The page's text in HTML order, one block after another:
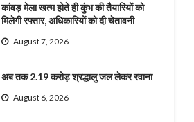
कांवड़ मेला खत्म होते ही कुंभ की तैयारियों को
मिलेगी रफ्तार, अधिकारियों को दी चेतावनी
August 7, 2026
अब तक 2.19 करोड़ श्रद्धालु जल लेकर रवाना
August 6, 2026